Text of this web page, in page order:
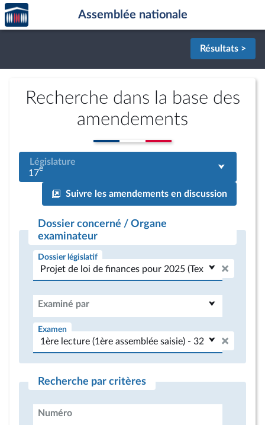
Aller au contenu
Aller en bas de la page
Accèder
à la
page
Assemblée nationale
Résultats >
Recherche dans la base des
amendements
Législature
17e
Suivre les amendements en discussion
Dossier concerné / Organe
examinateur
Dossier législatif
Examiné par
Examen
Recherche par critères
Numéro